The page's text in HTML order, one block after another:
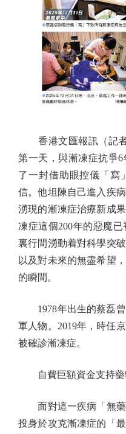
香港文匯報訊（記者
第一天，與漸凍症抗爭
了一封借助眼控儀「寫
信。他坦陳自己進入疾
湧現的漸凍症治療新成
凍症這個200年的惡魔
裏行間湧動着對科學突
以及對未來的無盡希望
的瞬間。
1978年出生的蔡磊曾
軍人物。2019年，時任
被確診漸凍症。
自費巨額資金支持藥
面對這一疾病「無藥
投身於攻克漸凍症的「